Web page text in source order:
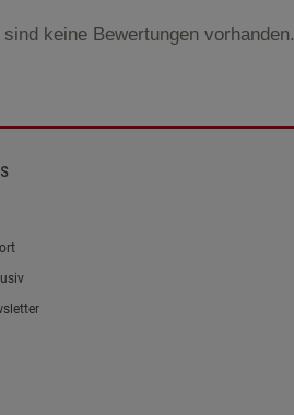
sind keine Bewertungen vorhanden.